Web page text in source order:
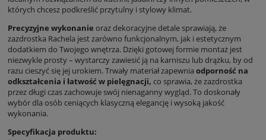
których chcesz podkreślić przytulny i stylowy klimat.
Precyzyjne wykonanie oraz dekoracyjne detale sprawiają, że
zazdrostka Rachela jest zarówno funkcjonalnym, jak i estetycznym
dodatkiem do Twojego wnętrza. Dzięki gotowej formie montaż jest
niezwykle prosty – wystarczy zawiesić ją na karniszu lub drążku, by od
razu cieszyć się jej urokiem. Trwały materiał zapewnia odporność na
odkształcenia i łatwość w pielęgnacji, co sprawia, że zazdrostka
przez długi czas zachowuje swój nienaganny wygląd. To doskonały
wybór dla osób ceniących klasyczną elegancję i wysoką jakość
wykonania.
Specyfikacja produktu: